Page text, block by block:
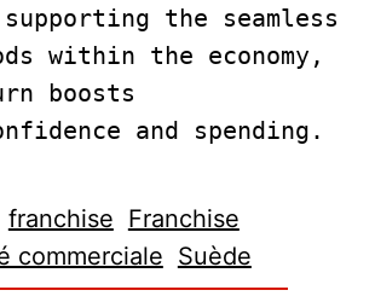
the seamless
within the economy,
boosts
franchise Franchise
commerciale Suède